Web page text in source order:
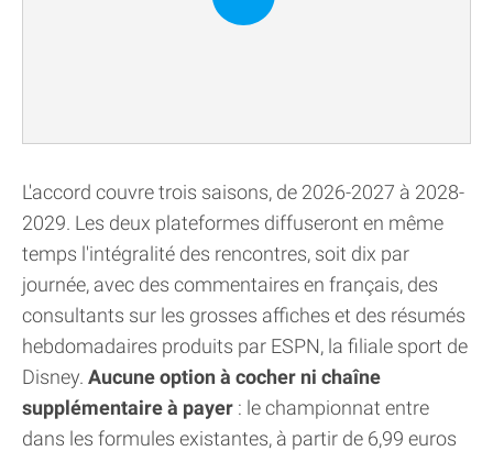
L'accord couvre trois saisons, de 2026-2027 à 2028-
2029. Les deux plateformes diffuseront en même
temps l'intégralité des rencontres, soit dix par
journée, avec des commentaires en français, des
consultants sur les grosses affiches et des résumés
hebdomadaires produits par ESPN, la filiale sport de
Disney. Aucune option à cocher ni chaîne
supplémentaire à payer : le championnat entre
dans les formules existantes, à partir de 6,99 euros